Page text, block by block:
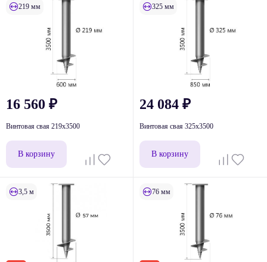
219 мм
16 560 ₽
Винтовая свая 219x3500
В корзину
325 мм
24 084 ₽
Винтовая свая 325x3500
В корзину
3,5 м 76 мм